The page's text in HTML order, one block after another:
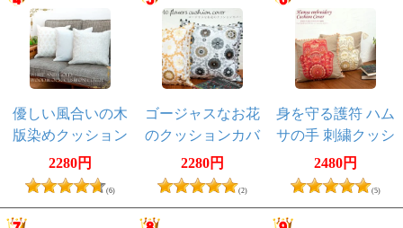
優しい風合いの木
版染めクッション
カバー ホワイト
＆ゴールド
2280円
(6)
ゴージャスなお花
のクッションカバ
ー
2280円
(2)
身を守る護符 ハム
サの手 刺繍クッシ
ョンカバー
2480円
(5)